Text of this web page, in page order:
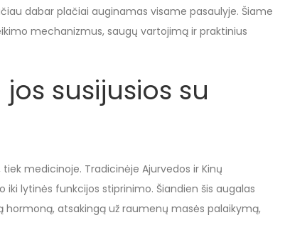
dabar plačiai auginamas visame pasaulyje. Šiame
mechanizmus, saugų vartojimą ir praktinius
susijusios su
medicinoje. Tradicinėje Ajurvedos ir Kinų
lytinės funkcijos stiprinimo. Šiandien šis augalas
atsakingą už raumenų masės palaikymą,